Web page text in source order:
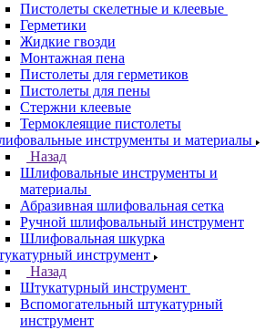
Пистолеты скелетные и клеевые
Герметики
Жидкие гвозди
Монтажная пена
Пистолеты для герметиков
Пистолеты для пены
Стержни клеевые
Термоклеящие пистолеты
инструменты и материалы
Назад
Шлифовальные инструменты и
материалы
Абразивная шлифовальная сетка
Ручной шлифовальный инструмент
Шлифовальная шкурка
инструмент
Назад
Штукатурный инструмент
Вспомогательный штукатурный
инструмент